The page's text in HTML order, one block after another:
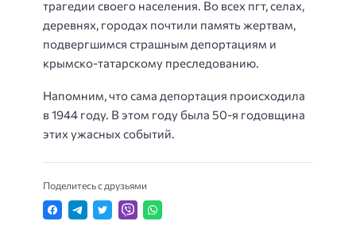
трагедии своего населения. Во всех пгт, селах,
деревнях, городах почтили память жертвам,
подвергшимся страшным депортациям и
крымско-татарскому преследованию.
Напомним, что сама депортация происходила
в 1944 году. В этом году была 50-я годовщина
этих ужасных событий.
Поделитесь с друзьями